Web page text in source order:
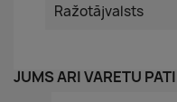
Ražotājvalsts
JUMS ARĪ VARĒTU